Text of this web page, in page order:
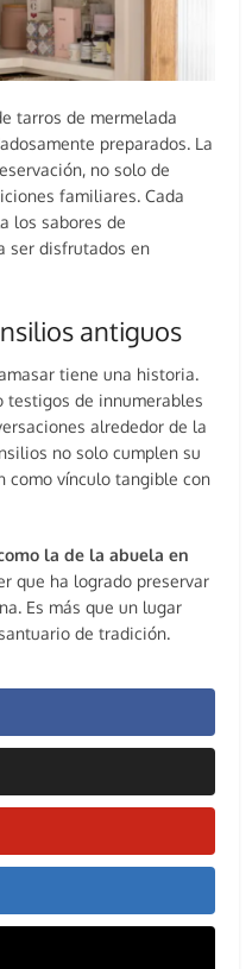
tarros de mermelada
preparados. La
no solo de
familiares. Cada
los sabores de
ser disfrutados en
antiguos
tiene una historia.
testigos de innumerables
alrededor de la
no solo cumplen su
como vínculo tangible con
la de la abuela en
que ha logrado preservar
Es más que un lugar
de tradición.